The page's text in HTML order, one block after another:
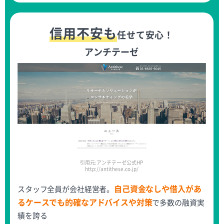
信用不安も任せて安心！
アンチテーゼ
引用元:アンチテーゼ公式HP
http://antithese.co.jp/
スタッフ全員が会社経営者。 自己資金なしや借入があ
るケースでも的確なアドバイスや対策で多数の融資実
績を誇る